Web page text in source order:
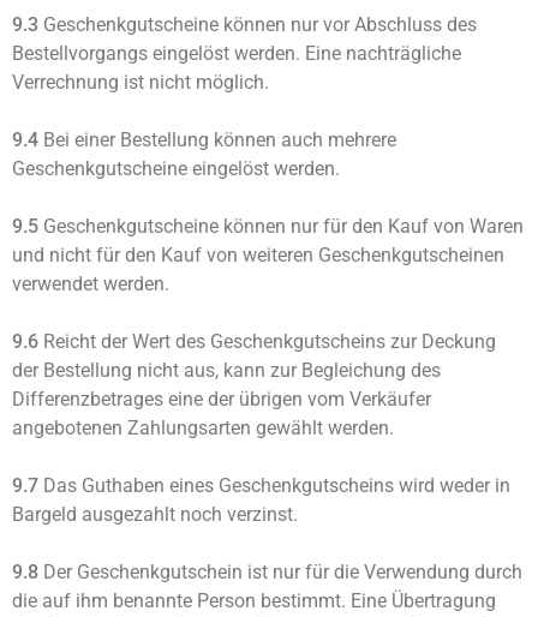
9.3 Geschenkgutscheine können nur vor Abschluss des
Bestellvorgangs eingelöst werden. Eine nachträgliche
Verrechnung ist nicht möglich.
9.4 Bei einer Bestellung können auch mehrere
Geschenkgutscheine eingelöst werden.
9.5 Geschenkgutscheine können nur für den Kauf von Waren
und nicht für den Kauf von weiteren Geschenkgutscheinen
verwendet werden.
9.6 Reicht der Wert des Geschenkgutscheins zur Deckung
der Bestellung nicht aus, kann zur Begleichung des
Differenzbetrages eine der übrigen vom Verkäufer
angebotenen Zahlungsarten gewählt werden.
9.7 Das Guthaben eines Geschenkgutscheins wird weder in
Bargeld ausgezahlt noch verzinst.
9.8 Der Geschenkgutschein ist nur für die Verwendung durch
die auf ihm benannte Person bestimmt. Eine Übertragung